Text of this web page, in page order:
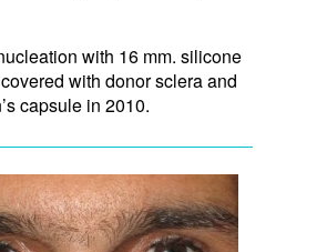
with 16 mm. silicone
with donor sclera and
capsule in 2010.